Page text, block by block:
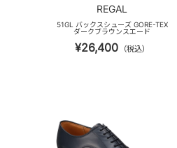
REGAL
51GL バックスシューズ GORE-TEX
ダークブラウンスエード
¥26,400 （税込）